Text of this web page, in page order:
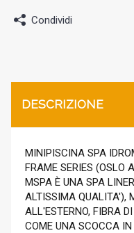
Condividi
DESCRIZIONE
MINIPISCINA SPA
FRAME SERIES (OSLO
MSPA È UNA SPA
ALTISSIMA QUALITA'),
ALL'ESTERNO, FIBRA
COME UNA SCOCCA